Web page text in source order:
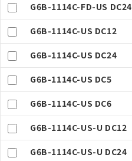
G6B-1114C-FD-US DC24
G6B-1114C-US DC12
G6B-1114C-US DC24
G6B-1114C-US DC5
G6B-1114C-US DC6
G6B-1114C-US-U DC12
G6B-1114C-US-U DC24